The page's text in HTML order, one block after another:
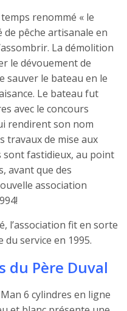
renommé « le
de pêche artisanale en
La démolition
le dévouement de
sauver le bateau en le
Le bateau fut
avec le concours
rendirent son nom
travaux de mise aux
sont fastidieux, au point
avant que des
association
l’association fit en sorte
du service en 1995.
du Père Duval
6 cylindres en ligne